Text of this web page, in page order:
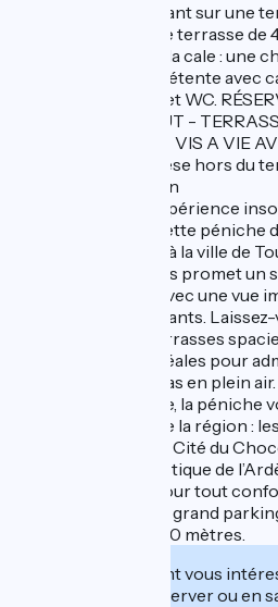
d’une cuisine donnant sur une
d’un second espace terrasse de
E descendant vers la cale : une
160x200, un coin détente avec
d’eau avec douche et WC.
PARTIR DU 15 AOUT -
D'AMÉNAGEMENT VIS A VIE
Vivez une parenthèse hors du
péniche d’exception
Offrez-vous une expérience
Rhône, à bord de cette péniche
la rive gauche, face à la ville de
Ce gîte flottant vous promet un
un cadre paisible, avec une vue
paysages environnants.
profitez de deux terrasses
d’aménagement, idéales pour
ou partager un repas en plein air.
Parfaitement située, la péniche
incontournables de la région :
Tain-l’Hermitage, la Cité du
célèbre train touristique de
Bénéficiez d’un séjour tout
"tout inclus" et à un grand
situé à seulement 50 mètres.
Cet établissement vous
leur site pour réserver ou en